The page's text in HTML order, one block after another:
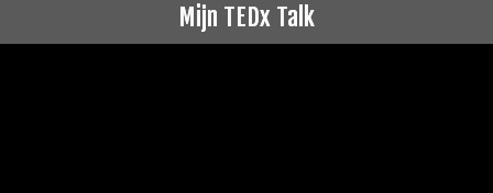
Mijn TEDx Talk